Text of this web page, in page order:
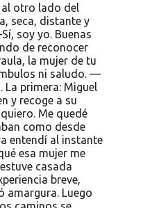
al otro lado del
seca, distante y
soy yo. Buenas
de reconocer
la mujer de tu
ni saludo. —
primera: Miguel
y recoge a su
Me quedé
como desde
entendí al instante
esa mujer me
casada
breve,
amargura. Luego